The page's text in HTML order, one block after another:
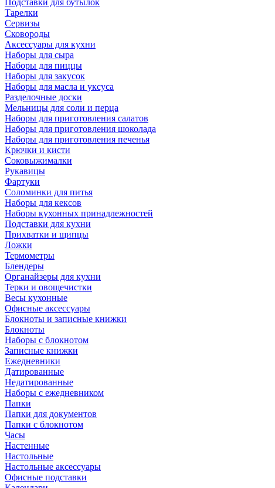
Подставки для бутылок
Тарелки
Сервизы
Сковороды
Аксессуары для кухни
Наборы для сыра
Наборы для пиццы
Наборы для закусок
Наборы для масла и уксуса
Разделочные доски
Мельницы для соли и перца
Наборы для приготовления салатов
Наборы для приготовления шоколада
Наборы для приготовления печенья
Крючки и кисти
Соковыжималки
Рукавицы
Фартуки
Соломинки для питья
Наборы для кексов
Наборы кухонных принадлежностей
Подставки для кухни
Прихватки и щипцы
Ложки
Термометры
Блендеры
Органайзеры для кухни
Терки и овощечистки
Весы кухонные
Офисные аксессуары
Блокноты и записные книжки
Блокноты
Наборы с блокнотом
Записные книжки
Ежедневники
Датированные
Недатированные
Наборы с ежедневником
Папки
Папки для документов
Папки с блокнотом
Часы
Настенные
Настольные
Настольные аксессуары
Офисные подставки